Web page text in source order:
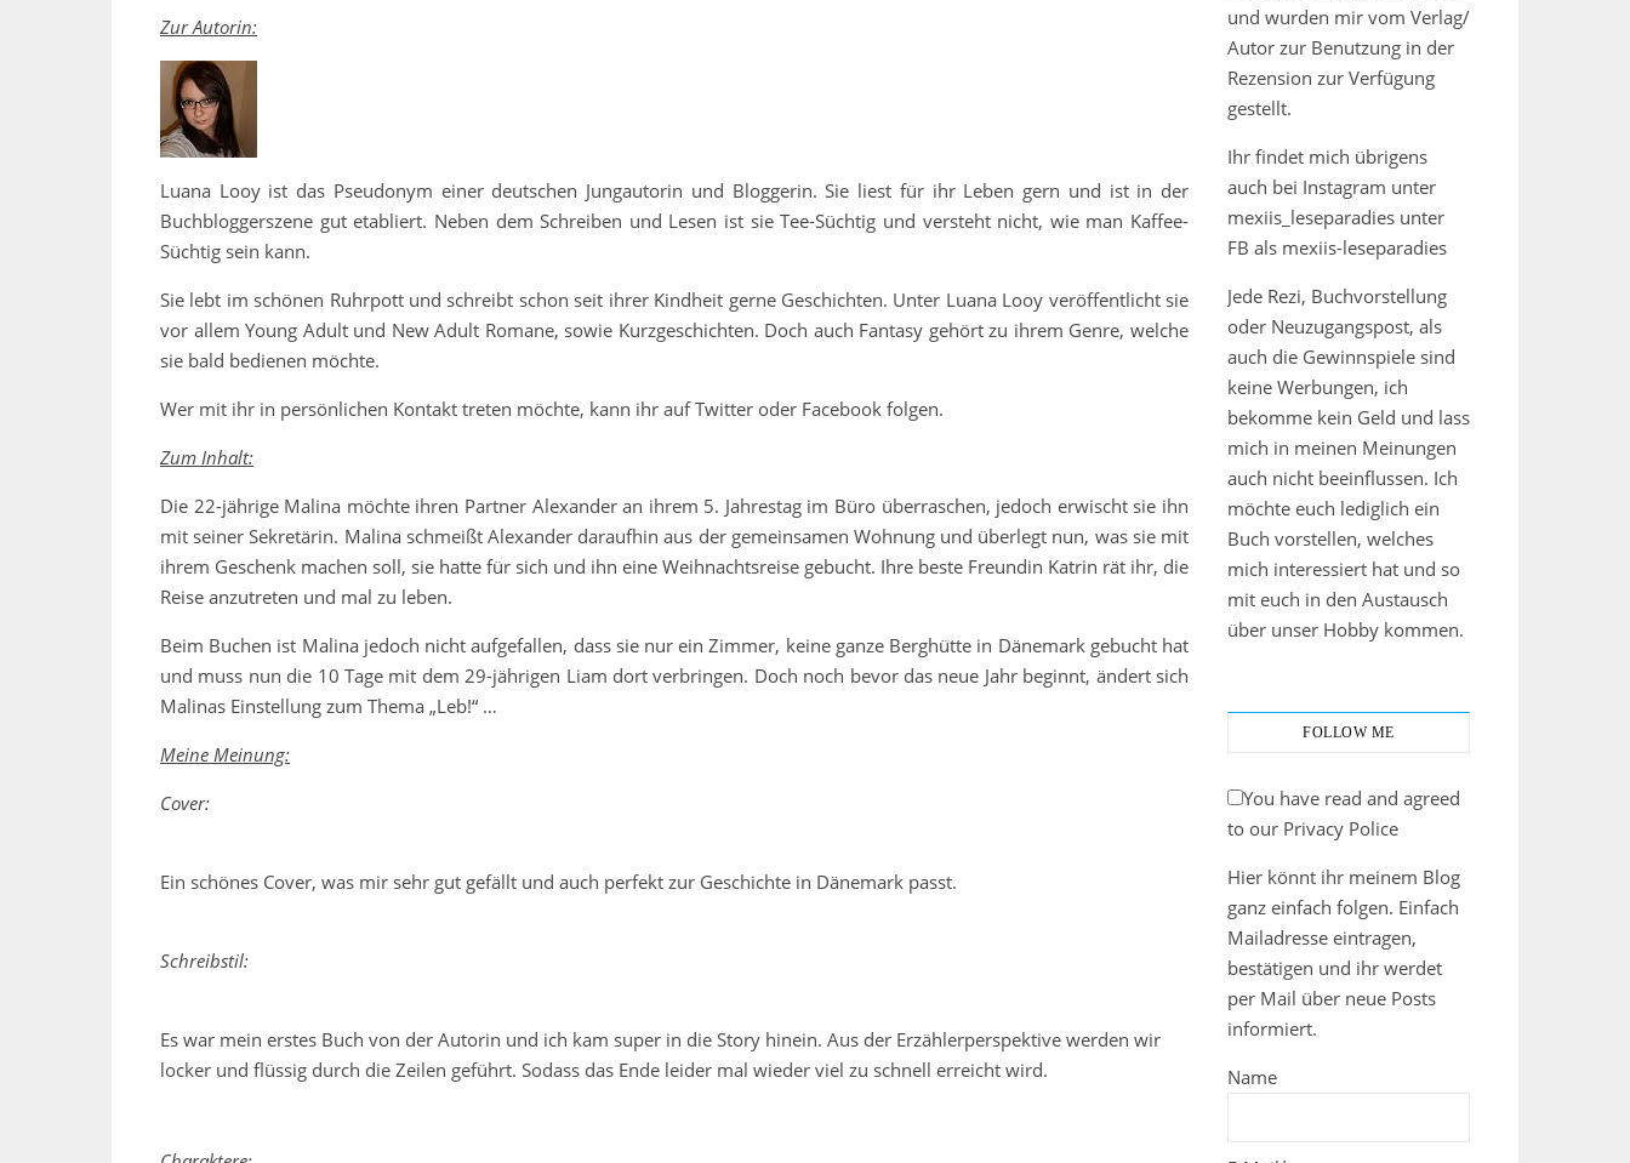
Zur Autorin:
Luana Looy ist das Pseudonym einer deutschen Jungautorin und Bloggerin. Sie liest für ihr Leben gern und ist in der
Buchbloggerszene gut etabliert. Neben dem Schreiben und Lesen ist sie Tee-Süchtig und versteht nicht, wie man Kaffee-
Süchtig sein kann.
Sie lebt im schönen Ruhrpott und schreibt schon seit ihrer Kindheit gerne Geschichten. Unter Luana Looy veröffentlicht sie
vor allem Young Adult und New Adult Romane, sowie Kurzgeschichten. Doch auch Fantasy gehört zu ihrem Genre, welche
sie bald bedienen möchte.
Wer mit ihr in persönlichen Kontakt treten möchte, kann ihr auf Twitter oder Facebook folgen.
Zum Inhalt:
Die 22-jährige Malina möchte ihren Partner Alexander an ihrem 5. Jahrestag im Büro überraschen, jedoch erwischt sie ihn
mit seiner Sekretärin. Malina schmeißt Alexander daraufhin aus der gemeinsamen Wohnung und überlegt nun, was sie mit
ihrem Geschenk machen soll, sie hatte für sich und ihn eine Weihnachtsreise gebucht. Ihre beste Freundin Katrin rät ihr, die
Reise anzutreten und mal zu leben.
Beim Buchen ist Malina jedoch nicht aufgefallen, dass sie nur ein Zimmer, keine ganze Berghütte in Dänemark gebucht hat
und muss nun die 10 Tage mit dem 29-jährigen Liam dort verbringen. Doch noch bevor das neue Jahr beginnt, ändert sich
Malinas Einstellung zum Thema „Leb!“ …
Meine Meinung:
Cover:
Ein schönes Cover, was mir sehr gut gefällt und auch perfekt zur Geschichte in Dänemark passt.
Schreibstil:
Es war mein erstes Buch von der Autorin und ich kam super in die Story hinein. Aus der Erzählerperspektive werden wir
locker und flüssig durch die Zeilen geführt. Sodass das Ende leider mal wieder viel zu schnell erreicht wird.
und wurden mir vom Verlag/
Autor zur Benutzung in der
Rezension zur Verfügung
gestellt.
Ihr findet mich übrigens
auch bei Instagram unter
mexiis_leseparadies unter
FB als mexiis-leseparadies
Jede Rezi, Buchvorstellung
oder Neuzugangspost, als
auch die Gewinnspiele sind
keine Werbungen, ich
bekomme kein Geld und lass
mich in meinen Meinungen
auch nicht beeinflussen. Ich
möchte euch lediglich ein
Buch vorstellen, welches
mich interessiert hat und so
mit euch in den Austausch
über unser Hobby kommen.
FOLLOW ME
You have read and agreed
to our Privacy Police
Hier könnt ihr meinem Blog
ganz einfach folgen. Einfach
Mailadresse eintragen,
bestätigen und ihr werdet
per Mail über neue Posts
informiert.
Name